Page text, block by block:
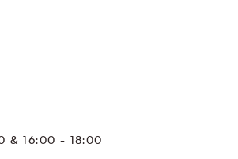
& 16:00 - 18:00